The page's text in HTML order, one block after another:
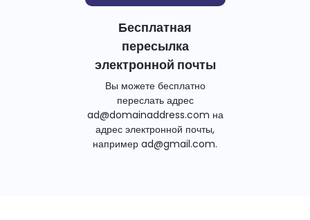
Бесплатная
пересылка
электронной почты
Вы можете бесплатно
переслать адрес
ad@domainaddress.com на
адрес электронной почты,
например ad@gmail.com.